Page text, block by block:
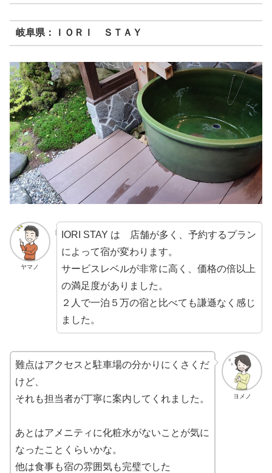
岐阜県：ＩＯＲＩ ＳＴＡＹ
ヤマノ
IORI STAY は 店舗が多く、予約するプラン
によって宿が変わります。
サービスレベルが非常に高く、価格の倍以上
の満足度がありました。
２人で一泊５万の宿と比べても謙遜なく感じ
ました。
ヨメノ
難点はアクセスと駐車場の分かりにくさくだ
けど、
それも担当者が丁寧に案内してくれました。
あとはアメニティに化粧水がないことが気に
なったことくらいかな。
他は食事も宿の雰囲気も完璧でした